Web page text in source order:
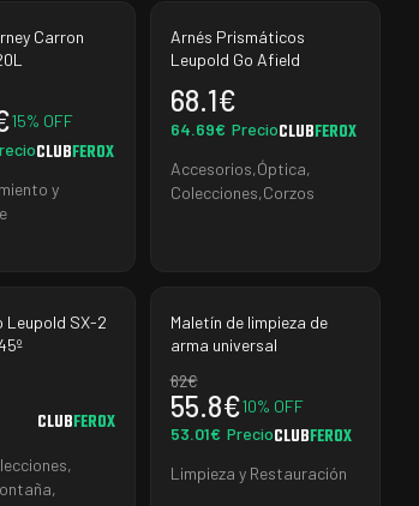
Carron
15% OFF
CLUBFEROX
y
Arnés Prismáticos
Leupold Go Afield
68.1€
64.69€ PrecioCLUBFEROX
Accesorios,Óptica,
Colecciones,Corzos
Leupold SX-2
CLUBFEROX
,
,
Maletín de limpieza de
arma universal
62€
55.8€10% OFF
53.01€ PrecioCLUBFEROX
Limpieza y Restauración